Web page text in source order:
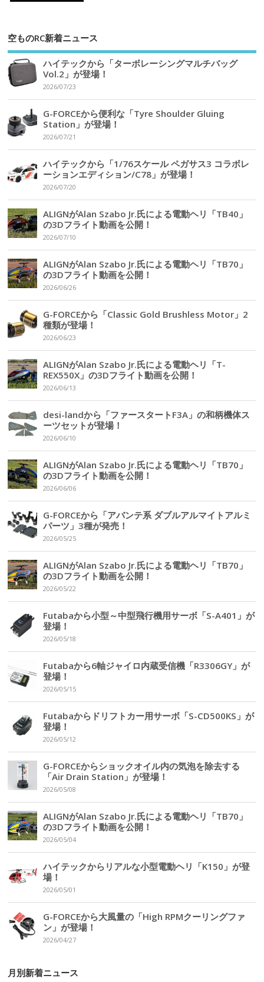
空ものRC新着ニュース
ハイテックから「ターボレーシングマルチバッグ
Vol.2」が登場！
2026/07/23
G-FORCEから便利な「Tyre Shoulder Gluing
Station」が登場！
2026/07/21
ハイテックから「1/76スケール ペガサス3 コラボレ
ーションエディション/C78」が登場！
2026/07/20
ALIGNがAlan Szabo Jr.氏による電動ヘリ「TB40」
の3Dフライト動画を公開！
2026/07/10
ALIGNがAlan Szabo Jr.氏による電動ヘリ「TB70」
の3Dフライト動画を公開！
2026/06/26
G-FORCEから「Classic Gold Brushless Motor」2
種類が登場！
2026/06/23
ALIGNがAlan Szabo Jr.氏による電動ヘリ「T-
REX550X」の3Dフライト動画を公開！
2026/06/13
desi-landから「ファースタートF3A」の和柄機体ス
ーツセットが登場！
2026/06/10
ALIGNがAlan Szabo Jr.氏による電動ヘリ「TB70」
の3Dフライト動画を公開！
2026/06/06
G-FORCEから「アバンテ系 ダブルアルマイトアルミ
パーツ」3種が発売！
2026/05/25
ALIGNがAlan Szabo Jr.氏による電動ヘリ「TB70」
の3Dフライト動画を公開！
2026/05/22
Futabaから小型～中型飛行機用サーボ「S-A401」が
登場！
2026/05/18
Futabaから6軸ジャイロ内蔵受信機「R3306GY」が
登場！
2026/05/15
Futabaからドリフトカー用サーボ「S-CD500KS」が
登場！
2026/05/12
G-FORCEからショックオイル内の気泡を除去する
「Air Drain Station」が登場！
2026/05/08
ALIGNがAlan Szabo Jr.氏による電動ヘリ「TB70」
の3Dフライト動画を公開！
2026/05/04
ハイテックからリアルな小型電動ヘリ「K150」が登
場！
2026/05/01
G-FORCEから大風量の「High RPMクーリングファ
ン」が登場！
2026/04/27
月別新着ニュース